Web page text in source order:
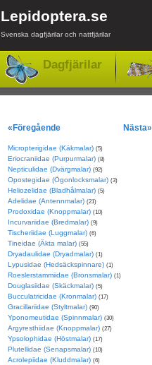
Lepidoptera.se
Svenska dagfjärilar och nattfjärilar
Dagfjärilar
«Föregående Nästa»
Micropterigidae (Käkmalar) (5)
Eriocraniidae (Purpurmalar) (8)
Nepticulidae (Dvärgmalar) (92)
Opostegidae (Ögonlocksmalar) (3)
Heliozelidae (Bladhålmalar) (5)
Adelidae (Antennmalar) (21)
Prodoxidae (Knoppmalar) (10)
Incurvariidae (Bredmalar) (9)
Tischeriidae (Luggmalar) (6)
Tineidae (Äkta malar) (55)
Dryadaulidae (Dryadmalar) (1)
Lypusidae (Hedsäckspinnare) (1)
Roeslerstammiidae (Bronsmalar) (1)
Douglasiidae (Skäckmalar) (5)
Bucculatricidae (Kronmalar) (17)
Gracillariidae (Styltmalar) (90)
Yponomeutidae (Spinnmalar) (30)
Argyresthiidae (Knoppmalar) (27)
Ypsolophidae (Höstmalar) (17)
Plutellidae (Senapsmalar) (10)
Acrolepiidae (Kluddmalar) (6)